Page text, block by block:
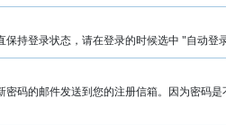
持登录状态，请在登录的时候选中 "自动登
的邮件发送到您的注册信箱。因为密码是